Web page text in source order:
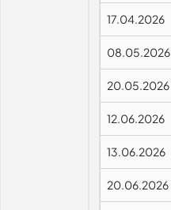
17.04.2026
08.05.2026
20.05.2026
12.06.2026
13.06.2026
20.06.2026